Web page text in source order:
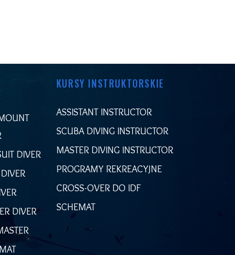
DIVER
DIVER
KURSY INSTRUKTORSKIE
ASSISTANT INSTRUCTOR
SCUBA DIVING INSTRUCTOR
MASTER DIVING INSTRUCTOR
PROGRAMY REKREACYJNE
CROSS-OVER DO IDF
SCHEMAT